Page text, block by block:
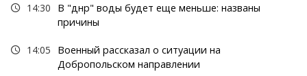
14:30
В "днр" воды будет еще меньше: названы
причины
14:05
Военный рассказал о ситуации на
Добропольском направлении